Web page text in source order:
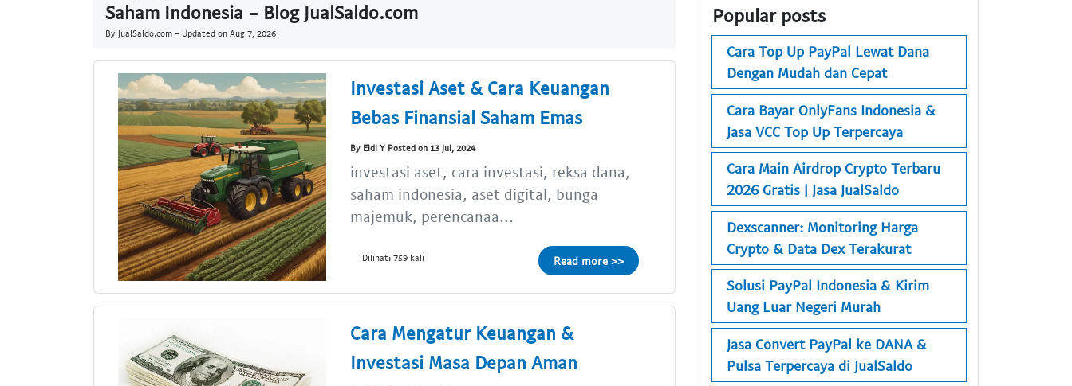
Saham Indonesia - Blog JualSaldo.com
By JualSaldo.com - Updated on Aug 7, 2026
Investasi Aset & Cara Keuangan
Bebas Finansial Saham Emas
By Eldi Y Posted on 13 Jul, 2024
investasi aset, cara investasi, reksa dana,
saham indonesia, aset digital, bunga
majemuk, perencanaa...
Dilihat: 759 kali Read more >>
Cara Mengatur Keuangan &
Investasi Masa Depan Aman
Popular posts
Cara Top Up PayPal Lewat Dana
Dengan Mudah dan Cepat
Cara Bayar OnlyFans Indonesia &
Jasa VCC Top Up Terpercaya
Cara Main Airdrop Crypto Terbaru
2026 Gratis | Jasa JualSaldo
Dexscanner: Monitoring Harga
Crypto & Data Dex Terakurat
Solusi PayPal Indonesia & Kirim
Uang Luar Negeri Murah
Jasa Convert PayPal ke DANA &
Pulsa Terpercaya di JualSaldo